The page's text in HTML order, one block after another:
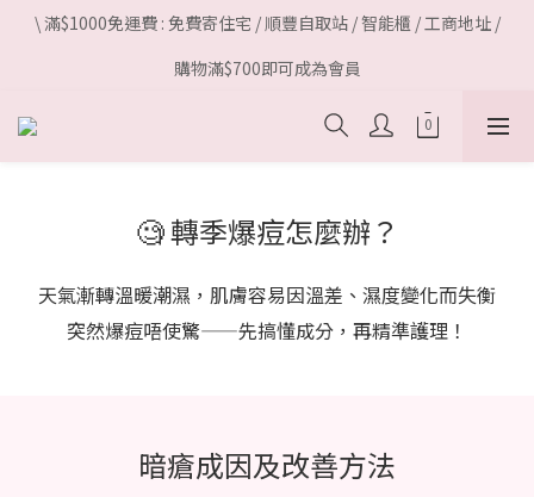
\ 滿$1000免運費 : 免費寄住宅 / 順豐自取站 / 智能櫃 / 工商地址 /
購物滿$700即可成為會員
🧐 轉季爆痘怎麼辦？
天氣漸轉溫暖潮濕，肌膚容易因溫差、濕度變化而失衡
突然爆痘唔使驚——先搞懂成分，再精準護理！
暗瘡成因及改善方法